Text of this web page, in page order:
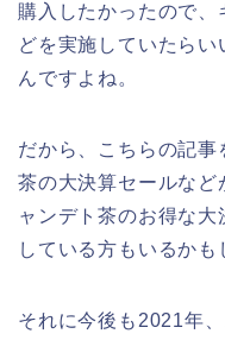
購入したかったので
どを実施していたら
んですよね。
だから、こちらの記事
茶の大決算セールなど
ャンデト茶のお得な
している方もいるかも
それに今後も2021年